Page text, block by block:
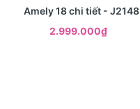
Amely 18 chi tiết - J2148
2.999.000₫